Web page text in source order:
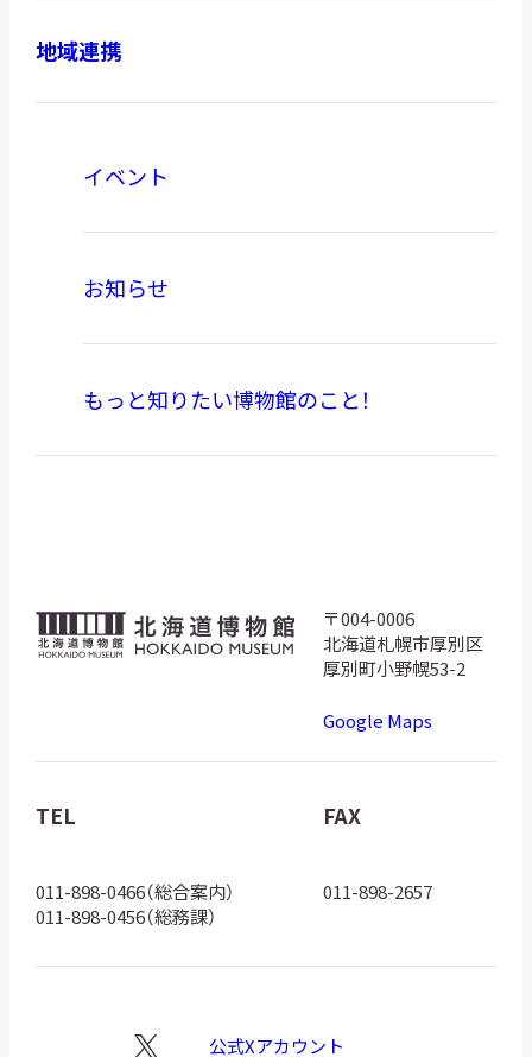
地域連携
イベント
お知らせ
もっと知りたい博物館のこと！
北
海
物
館
ゴ
〒004-0006
北海道札幌市厚別区
厚別町小野幌53-2
Google Maps
TEL
011-898-0466（総合案内）
011-898-0456（総務課）
FAX
011-898-2657
X 公式Xアカウント